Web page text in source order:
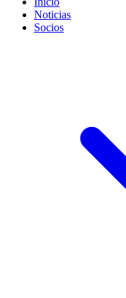
Noticias
Socios